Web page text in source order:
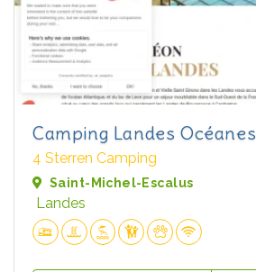
Camping Landes Océanes
4 Sterren Camping
Saint-Michel-Escalus
Landes